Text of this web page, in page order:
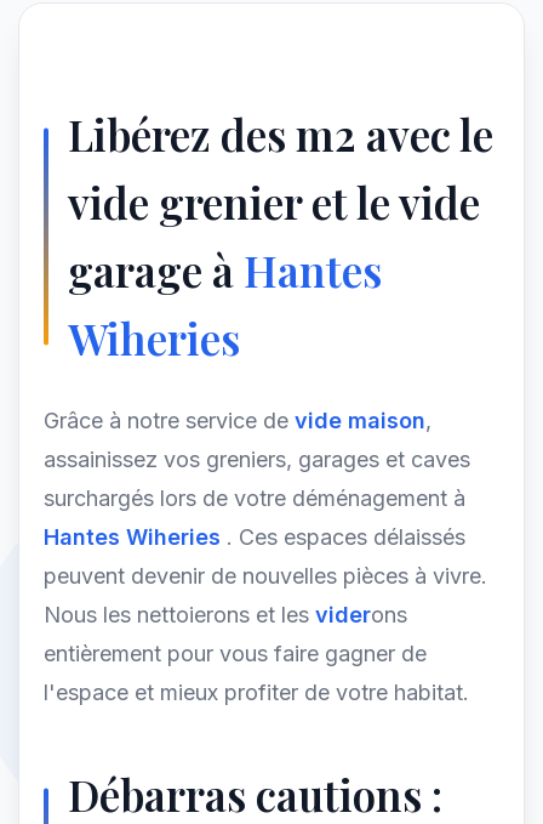
Libérez des m2 avec le
vide grenier et le vide
garage àHantes
Wiheries
Grâce à notre service de vide maison,
assainissez vos greniers, garages et caves
surchargés lors de votre déménagement à
Hantes Wiheries . Ces espaces délaissés
peuvent devenir de nouvelles pièces à vivre.
Nous les nettoierons et les viderons
entièrement pour vous faire gagner de
l'espace et mieux profiter de votre habitat.
Débarras cautions :